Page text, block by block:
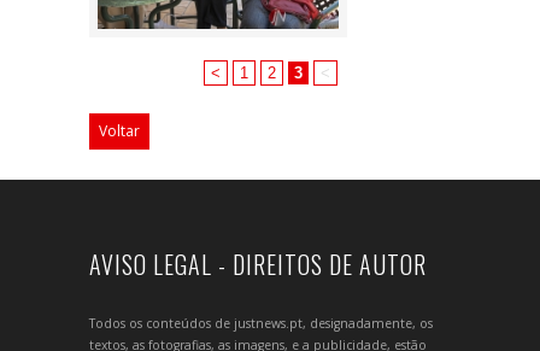
< 1 2 3 <
Voltar
AVISO LEGAL - DIREITOS DE AUTOR
Todos os conteúdos de justnews.pt, designadamente, os
textos, as fotografias, as imagens, e a publicidade, estão